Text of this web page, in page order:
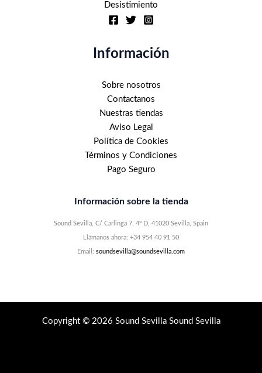
Desistimiento
Información
Sobre nosotros
Contactanos
Nuestras tiendas
Aviso Legal
Política de Cookies
Términos y Condiciones
Pago Seguro
Información sobre la tienda
Sound Sevilla, C/ Carlinga 7, 4º D, 41020 Sevilla, Spain
Llámanos ahora: +34 954 40 91 50
Email: soundsevilla@soundsevilla.com
Copyright © 2026 Sound Sevilla Sound Sevilla